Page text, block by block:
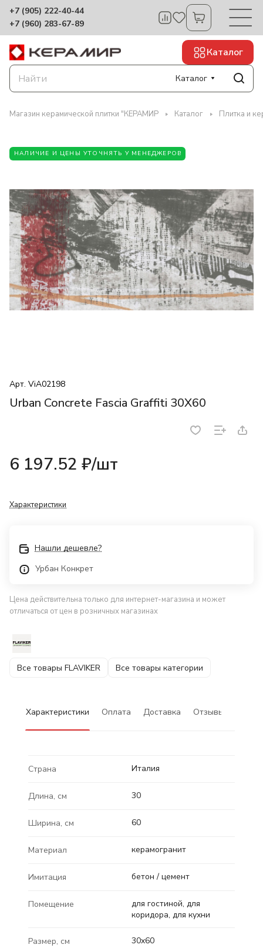
+7 (905) 222-40-44
+7 (960) 283-67-89
Каталог
Каталог
Магазин керамической плитки "КЕРАМИР Каталог Плитка и
НАЛИЧИЕ И ЦЕНЫ УТОЧНЯТЬ У МЕНЕДЖЕРОВ
Арт. ViA02198
Urban Concrete Fascia Graffiti 30X60
6 197.52 ₽/шт
Характеристики
Нашли дешевле?
Урбан Конкрет
Цена действительна только для интернет-магазина и может
отличаться от цен в розничных магазинах
Все товары FLAVIKER Все товары категории
Характеристики Оплата Доставка Отзывы
Страна Италия
Длина, см 30
Ширина, см 60
Материал керамогранит
Имитация бетон / цемент
Помещение
для гостиной, для
коридора, для кухни
Размер, см 30x60